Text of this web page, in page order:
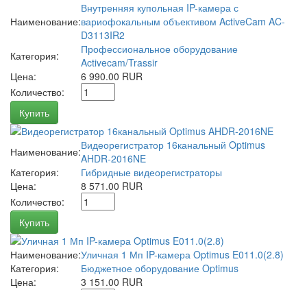
Наименование:
Внутренняя купольная IP-камера с
вариофокальным объективом ActiveCam AC-
D3113IR2
Категория:
Профессиональное оборудование
Activecam/Trassir
Цена:
6 990.00 RUR
Количество:
Купить
Наименование:Видеорегистратор 16канальный Optimus
AHDR-2016NE
Категория:
Гибридные видеорегистраторы
Цена:
8 571.00 RUR
Количество:
Купить
Наименование:Уличная 1 Мп IP-камера Optimus E011.0(2.8)
Категория:
Бюджетное оборудование Optimus
Цена:
3 151.00 RUR